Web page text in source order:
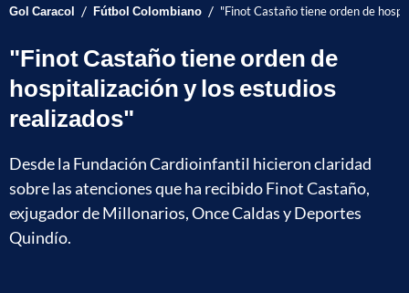
Gol Caracol / Fútbol Colombiano / "Finot Castaño tiene orden de
"Finot Castaño tiene orden de
hospitalización y los estudios
realizados"
Desde la Fundación Cardioinfantil hicieron claridad
sobre las atenciones que ha recibido Finot Castaño,
exjugador de Millonarios, Once Caldas y Deportes
Quindío.